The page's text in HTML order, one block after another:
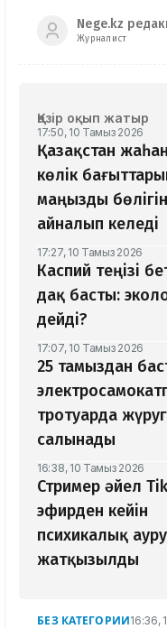
Nege.kz
Журналист
Қазір оқып жатыр
17:50, 10 Тамыз 2026
Қазақстан
көлік
маңызды
айналып келеді
17:27, 10 Тамыз 2026
Каспий теңізі
дақ басты:
дейді?
17:07, 10 Тамыз 2026
25 тамыздан
тротуарда
салынады
16:38, 10 Тамыз 2026
Стример әйел
эфирден кейін
психикалық
жатқызылды
БЕЗ КАТЕГОРИИ16:36,